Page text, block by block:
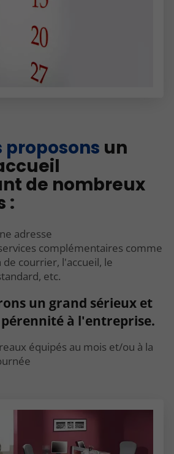
proposons un
de nombreux
:
adresse
complémentaires comme
courrier, l'accueil, le
etc.
un grand sérieux et
à l'entreprise.
équipés au mois et/ou à la